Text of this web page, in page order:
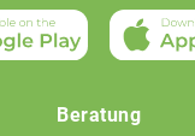
Beratung